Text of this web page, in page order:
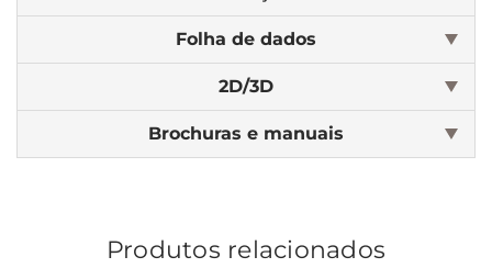
Folha de dados
2D/3D
Brochuras e manuais
Produtos relacionados